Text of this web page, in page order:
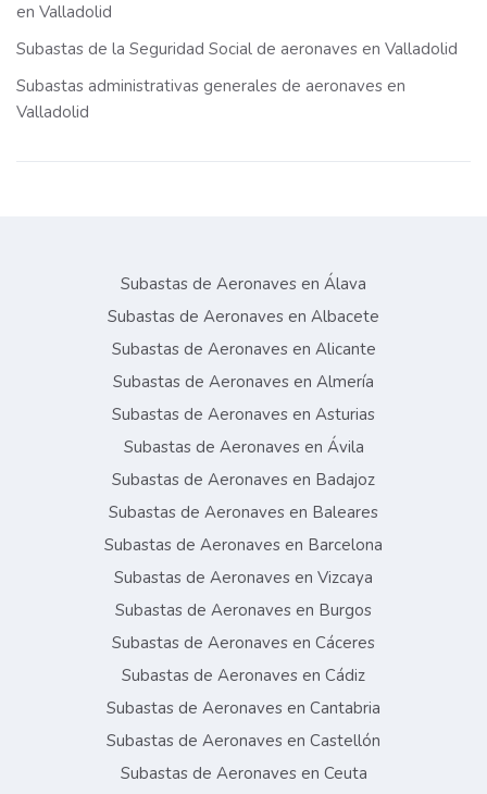
en Valladolid
Subastas de la Seguridad Social de aeronaves en Valladolid
Subastas administrativas generales de aeronaves en
Valladolid
Subastas de Aeronaves en Álava
Subastas de Aeronaves en Albacete
Subastas de Aeronaves en Alicante
Subastas de Aeronaves en Almería
Subastas de Aeronaves en Asturias
Subastas de Aeronaves en Ávila
Subastas de Aeronaves en Badajoz
Subastas de Aeronaves en Baleares
Subastas de Aeronaves en Barcelona
Subastas de Aeronaves en Vizcaya
Subastas de Aeronaves en Burgos
Subastas de Aeronaves en Cáceres
Subastas de Aeronaves en Cádiz
Subastas de Aeronaves en Cantabria
Subastas de Aeronaves en Castellón
Subastas de Aeronaves en Ceuta